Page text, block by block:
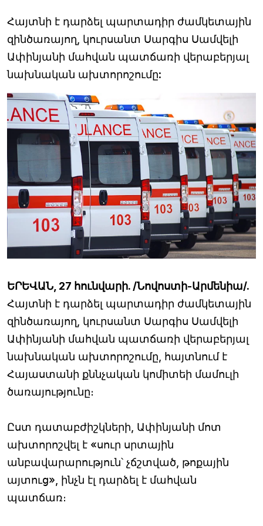
Հայտնի է դարձել պարտադիր ժամկետային
զինծառայող, կուրսանտ Սարգիս Սամվելի
Ափինյանի մահվան պատճառի վերաբերյալ
նախնական ախտորոշումը:
ԵՐԵՎԱՆ, 27 հունվարի. /Նովոստի-Արմենիա/.
Հայտնի է դարձել պարտադիր ժամկետային
զինծառայող, կուրսանտ Սարգիս Սամվելի
Ափինյանի մահվան պատճառի վերաբերյալ
նախնական ախտորոշումը, հայտնում է
Հայաստանի քննչական կոմիտեի մամուլի
ծառայությունը։
Ըստ դատաբժիշկների, Ափինյանի մոտ
ախտորոշվել է «սուր սրտային
անբավարարություն՝ չճշտված, թոքային
այտուց», ինչն էլ դարձել է մահվան
պատճառ։